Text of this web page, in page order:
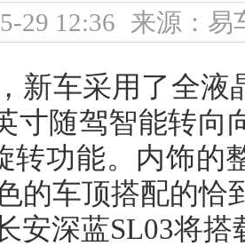
29 12:36 来源：易
新车采用了全
寸随驾智能转向
转功能。内饰的
的车顶搭配的恰
安深蓝SL03将